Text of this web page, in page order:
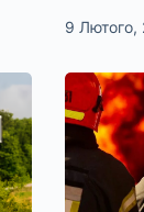
9 Лютого,